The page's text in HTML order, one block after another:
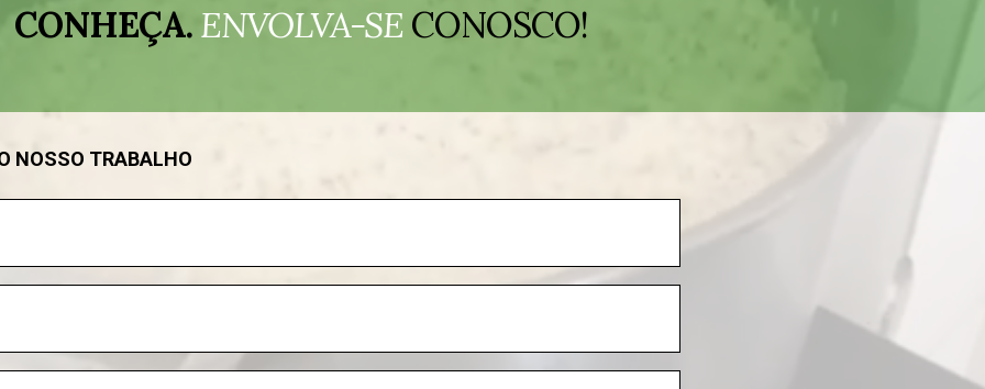
CONHEÇA.ENVOLVA-SE CONOSCO!
NOSSO TRABALHO